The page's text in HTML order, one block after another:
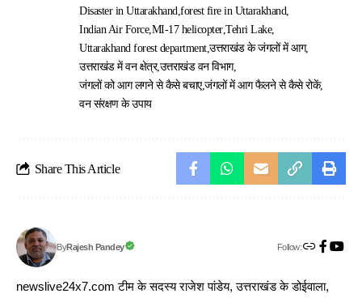
Disaster in Uttarakhand forest fire in Uttarakhand
Indian Air Force MI-17 helicopter Tehri Lake
Uttarakhand forest department उत्तराखंड के जंगलों में आग
उत्तराखंड में वन क्षेत्र उत्तराखंड वन विभाग
जंगलों को आग लगने से कैसे बचाए जंगलों में आग फैलने से कैसे रोकें
वन संरक्षण के उपाय
Share This Article
ByRajesh Pandey Follow:
newslive24x7.com टीम के सदस्य राजेश पांडेय, उत्तराखंड के डोईवाला,